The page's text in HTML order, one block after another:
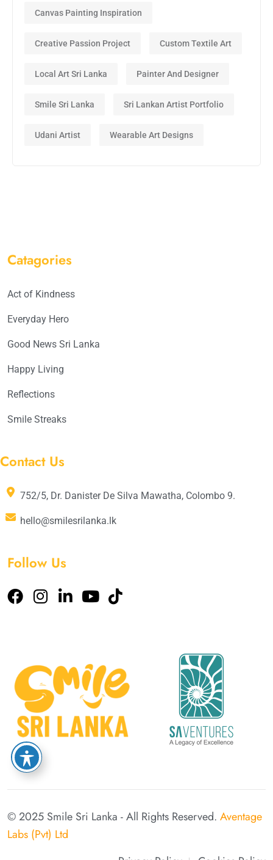
Canvas Painting Inspiration
Creative Passion Project Custom Textile Art
Local Art Sri Lanka Painter And Designer
Smile Sri Lanka Sri Lankan Artist Portfolio
Udani Artist Wearable Art Designs
Catagories
Act of Kindness
Everyday Hero
Good News Sri Lanka
Happy Living
Reflections
Smile Streaks
Contact Us
752/5, Dr. Danister De Silva Mawatha, Colombo 9.
hello@smilesrilanka.lk
Follow Us
© 2025 Smile Sri Lanka - All Rights Reserved. Aventage
Labs (Pvt) Ltd